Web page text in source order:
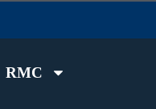
RMC